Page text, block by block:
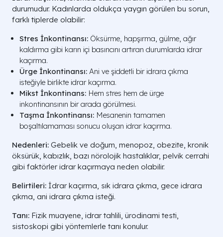
durumudur. Kadınlarda oldukça yaygın görülen bu sorun,
farklı tiplerde olabilir:
Stres İnkontinansı: Öksürme, hapşırma, gülme, ağır
kaldırma gibi karın içi basıncını artıran durumlarda idrar
kaçırma.
Ürge İnkontinansı: Ani ve şiddetli bir idrara çıkma
isteğiyle birlikte idrar kaçırma.
Mikst İnkontinans: Hem stres hem de ürge
inkontinansının bir arada görülmesi.
Taşma İnkontinansı: Mesanenin tamamen
boşaltılamaması sonucu oluşan idrar kaçırma.
Nedenleri: Gebelik ve doğum, menopoz, obezite, kronik
öksürük, kabızlık, bazı nörolojik hastalıklar, pelvik cerrahi
gibi faktörler idrar kaçırmaya neden olabilir.
Belirtileri: İdrar kaçırma, sık idrara çıkma, gece idrara
çıkma, ani idrara çıkma isteği.
Tanı: Fizik muayene, idrar tahlili, ürodinami testi,
sistoskopi gibi yöntemlerle tanı konulur.